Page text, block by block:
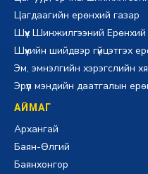
Цагдаагийн ерөнхий газар
Шүүх Шинжилгээний Ерөнхий
Шүүхийн шийдвэр гүйцэтгэх
Эм, эмнэлгийн хэрэгслийн
Эрүүл мэндийн даатгалын
АЙМАГ
Архангай
Баян-Өлгий
Баянхонгор